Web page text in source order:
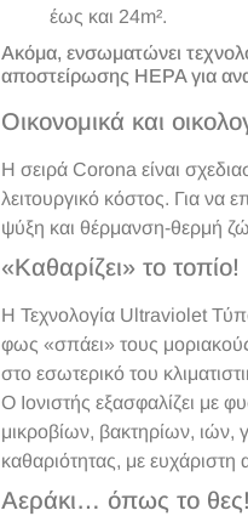
έως και 24m².
Ακόμα, ενσωματώνει
αποστείρωσης HEPA για
Οικονομικά και
Η σειρά Corona είναι
λειτουργικό κόστος. Για να
ψύξη και θέρμανση-θερμή
«Καθαρίζει» το τοπίο!
Η Τεχνολογία Ultraviolet
φως «σπάει» τους
στο εσωτερικό του
Ο Ιονιστής εξασφαλίζει με
μικροβίων, βακτηρίων,
καθαριότητας, με
Αεράκι… όπως το θες!